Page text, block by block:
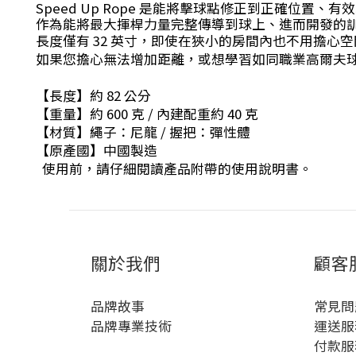
Speed Up Rope 是能將擊球點修正到正確位置、有
作為能將最大揮桿力量完整傳導到球上、進而開發的
長度僅有 32 英寸，即使在狹小的房間內也不用擔心
如果您擔心無法增加距離，或想學習如同職業高爾夫
【長度】約 82 公分
【重量】約 600 克 / 內建配重約 40 克
【材質】繩子：尼龍 / 握把：彈性體
【原產國】中國製造
使用前，請仔細閱讀產品附帶的使用說明書。
關於我們
品牌故事
品牌專業技術
顧客
常見
運送
付款